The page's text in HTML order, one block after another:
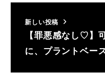
新しい投稿
【罪悪感なし♡】
に、プラントベー